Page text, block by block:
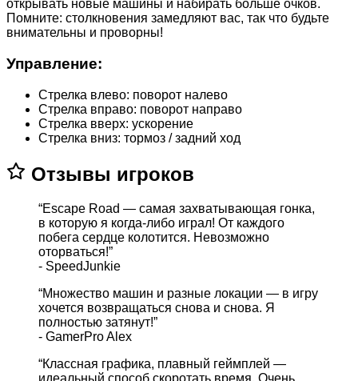
открывать новые машины и набирать больше очков.
Помните: столкновения замедляют вас, так что будьте
внимательны и проворны!
Управление:
Стрелка влево: поворот налево
Стрелка вправо: поворот направо
Стрелка вверх: ускорение
Стрелка вниз: тормоз / задний ход
Отзывы игроков
“Escape Road — самая захватывающая гонка,
в которую я когда-либо играл! От каждого
побега сердце колотится. Невозможно
оторваться!”
- SpeedJunkie
“Множество машин и разные локации — в игру
хочется возвращаться снова и снова. Я
полностью затянут!”
- GamerPro Alex
“Классная графика, плавный геймплей —
идеальный способ скоротать время. Очень